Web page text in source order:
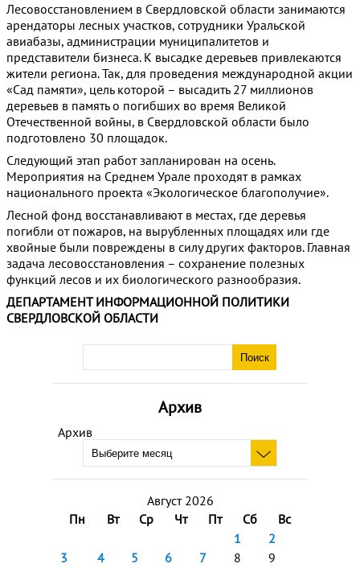
Архив
Архив
Август 2026
Пн
Вт Ср Чт Пт Сб
Вс
1
2
3
4 5 6 7 8
9
Лесовосстановлением в Свердловской области занимаются
арендаторы лесных участков, сотрудники Уральской
авиабазы, администрации муниципалитетов и
представители бизнеса. К высадке деревьев привлекаются
жители региона. Так, для проведения международной акции
«Сад памяти», цель которой – высадить 27 миллионов
деревьев в память о погибших во время Великой
Отечественной войны, в Свердловской области было
подготовлено 30 площадок.
Следующий этап работ запланирован на осень.
Мероприятия на Среднем Урале проходят в рамках
национального проекта «Экологическое благополучие».
Лесной фонд восстанавливают в местах, где деревья
погибли от пожаров, на вырубленных площадях или где
хвойные были повреждены в силу других факторов. Главная
задача лесовосстановления – сохранение полезных
функций лесов и их биологического разнообразия.
ДЕПАРТАМЕНТ ИНФОРМАЦИОННОЙ ПОЛИТИКИ
СВЕРДЛОВСКОЙ ОБЛАСТИ